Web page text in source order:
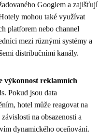
Googlem a zajišťují
mohou také využívat
platforem nebo channel
mezi různými systémy a
distribučními kanály.
výkonnost reklamních
Pokud jsou data
hotel může reagovat na
na obsazenosti a
dynamického oceňování.